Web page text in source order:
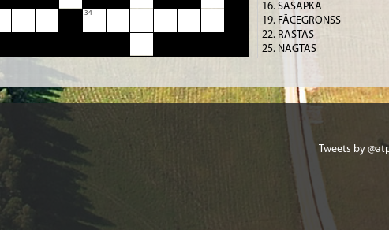
34
16. SASAPKA
19. FĀCEGRONSS
22. RASTAS
25. NAGTAS
30. TAKSA
31. TĀLAS
Tweets by